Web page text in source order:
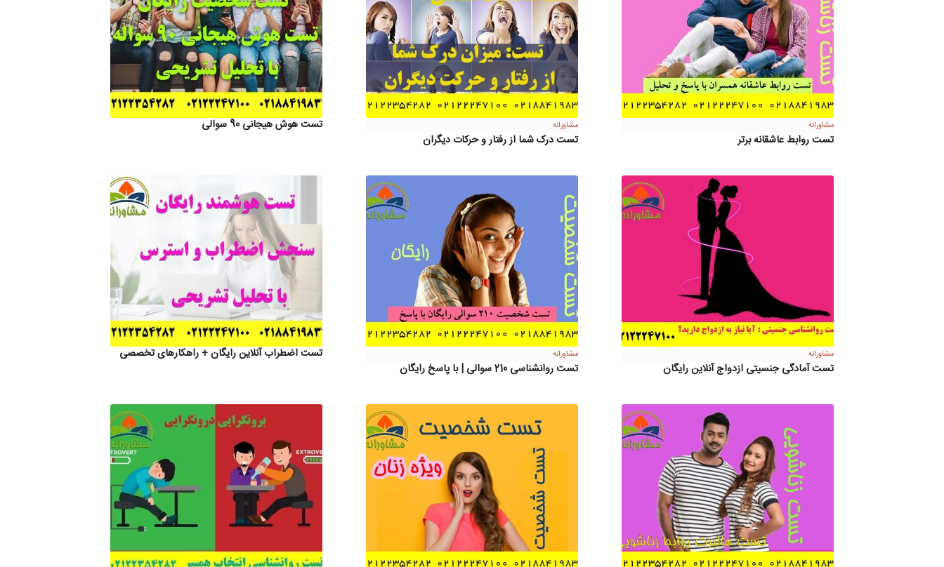
مشاورانه
تست روابط عاشقانه برتر
مشاورانه
تست درک شما از رفتار و حرکات دیگران
تست هوش هیجانی 90 سوالی
مشاورانه
تست آمادگی جنسیتی ازدواج آنلاین رایگان
مشاورانه
تست روانشناسی 210 سوالی | با پاسخ رایگان
تست اضطراب آنلاین رایگان + راهکارهای تخصصی